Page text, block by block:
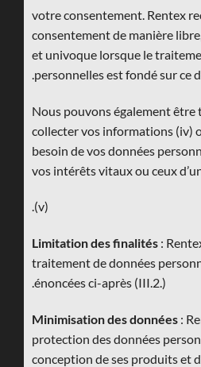
votre consentement. Rentex
consentement de manière
et univoque lorsque le
personnelles est fondé sur ce
Nous pouvons également être
collecter vos informations (iv)
besoin de vos données
vos intérêts vitaux ou ceux
(v).
Limitation des finalités :
traitement de données
énoncées ci-après (III.2.).
Minimisation des données :
protection des données
conception de ses produits et